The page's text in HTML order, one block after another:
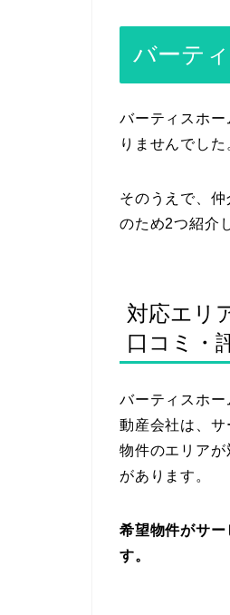
バーテ
バーティスホ
りませんでした
そのうえで、
のため2つ紹介
対応エリ
口コミ・
バーティスホ
動産会社は、
物件のエリア
があります。
希望物件がサ
す。